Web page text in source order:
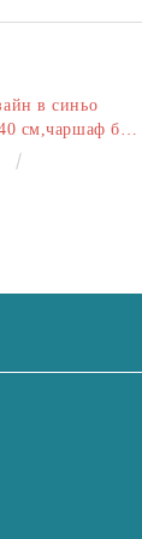
в синьо
см,чаршаф без
см,калъфки